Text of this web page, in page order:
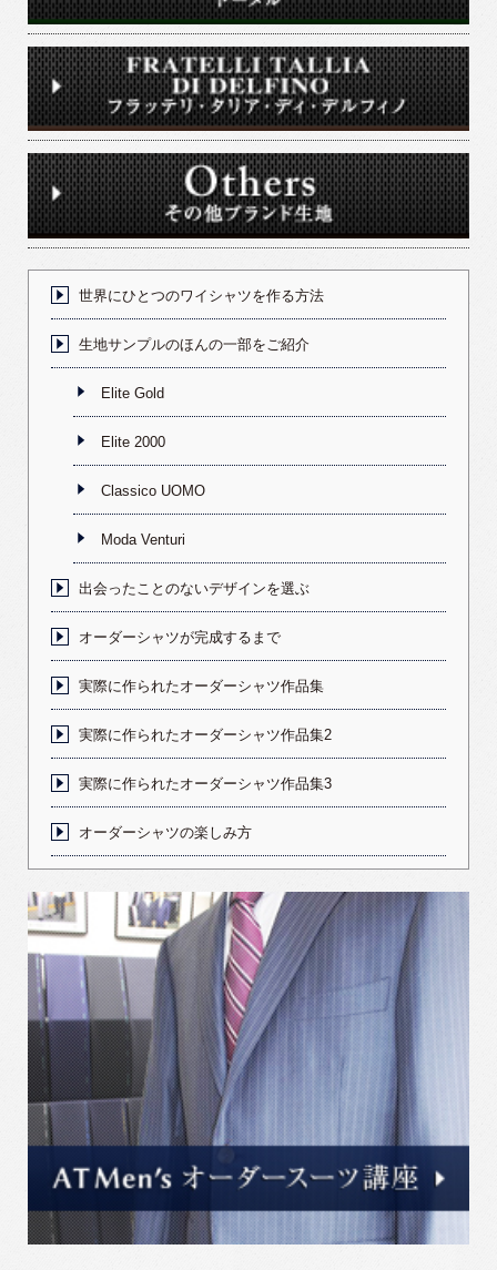
世界にひとつのワイシャツを作る方法
生地サンプルのほんの一部をご紹介
Elite Gold
Elite 2000
Classico UOMO
Moda Venturi
出会ったことのないデザインを選ぶ
オーダーシャツが完成するまで
実際に作られたオーダーシャツ作品集
実際に作られたオーダーシャツ作品集2
実際に作られたオーダーシャツ作品集3
オーダーシャツの楽しみ方